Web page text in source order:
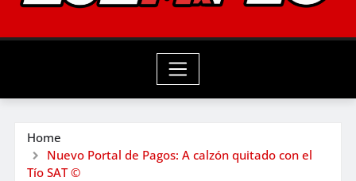
Home
Nuevo Portal de Pagos: A calzón quitado con el
Tío SAT ©